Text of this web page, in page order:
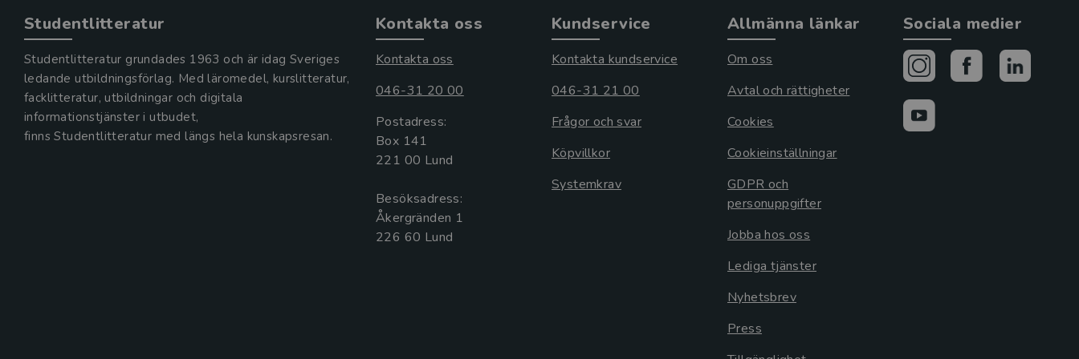
Studentlitteratur
Studentlitteratur grundades 1963 och är idag Sveriges
ledande utbildningsförlag. Med läromedel, kurslitteratur,
facklitteratur, utbildningar och digitala
informationstjänster i utbudet,
finns Studentlitteratur med längs hela kunskapsresan.
Kontakta oss
Kontakta oss
046-31 20 00
Postadress:
Box 141
221 00 Lund
Besöksadress:
Åkergränden 1
Kundservice
Kontakta kundservice
046-31 21 00
Frågor och svar
Köpvillkor
Systemkrav
Allmänna länkar
Om oss
Avtal och rättigheter
Cookies
Cookieinställningar
GDPR och
personuppgifter
Jobba hos oss
Lediga tjänster
Nyhetsbrev
Press
Sociala medier